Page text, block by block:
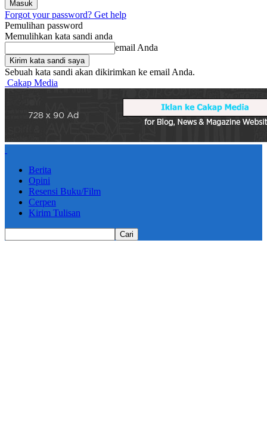
Forgot your password? Get help
Pemulihan password
Memulihkan kata sandi anda
email Anda
Sebuah kata sandi akan dikirimkan ke email Anda.
Cakap Media
Berita
Opini
Resensi Buku/Film
Cerpen
Kirim Tulisan